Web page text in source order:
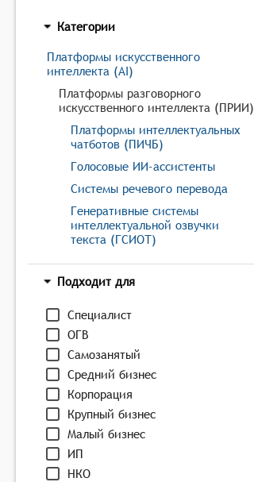
Категории
Платформы искусственного
интеллекта (AI)
Платформы разговорного
искусственного интеллекта (ПРИИ)
Платформы интеллектуальных
чатботов (ПИЧБ)
Голосовые ИИ-ассистенты
Системы речевого перевода
Генеративные системы
интеллектуальной озвучки
текста (ГСИОТ)
Подходит для
Специалист
ОГВ
Самозанятый
Средний бизнес
Корпорация
Крупный бизнес
Малый бизнес
ИП
НКО